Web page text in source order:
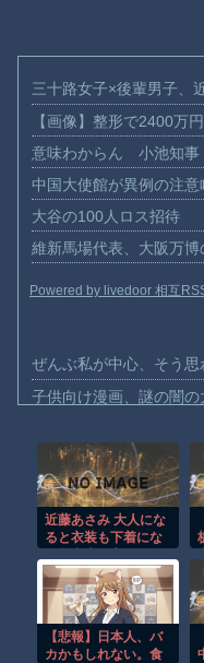
三十路女子×後輩男子、
【画像】整形で2400万
意味わからん 小池知事
中国大使館が異例の注
大谷の100人ロス招待
維新馬場代表、大阪万
Powered by livedoor 相互
ぜんぶ私が中心、そう思
子供向け漫画、謎の闇
【動画】両方馬鹿（笑
【動画】地震発生時の
【動画】野菜売りのお
【朗報】大人気漫画「
まだ墓石があるだけマ
【動画】新型のさすま
近藤あさみ 大人にな
ると衣装も下着にな
のでいいですよね
～！
【悲報】日本人、バ
カかもしれない。食